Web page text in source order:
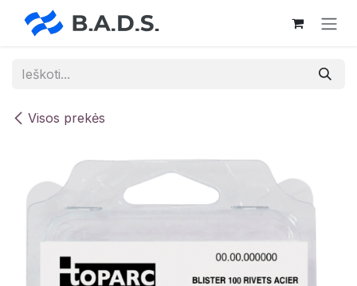
Skip to Content
Visos prekės